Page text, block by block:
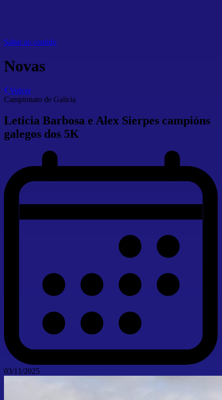
Saltar ao contido
Novas
Volver
Campionato de Galicia
Leticia Barbosa e Alex Sierpes campións
galegos dos 5K
03/11/2025